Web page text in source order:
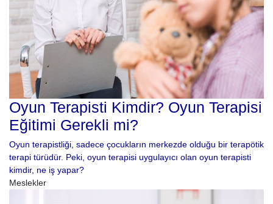
Oyun Terapisti Kimdir? Oyun Terapisi
Eğitimi Gerekli mi?
Oyun terapistliği, sadece çocukların merkezde olduğu bir terapötik
terapi türüdür. Peki, oyun terapisi uygulayıcı olan oyun terapisti
kimdir, ne iş yapar?
Meslekler